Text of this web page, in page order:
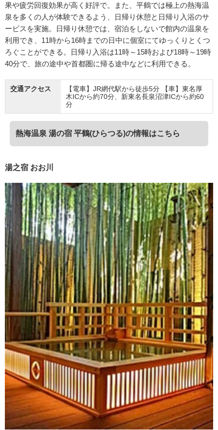
果や疲労回復効果が高く好評で。また、平鶴では極上の熱海温
泉を多くの人が体験できるよう、日帰り休憩と日帰り入浴のサ
ービスを実施。日帰り休憩では、宿泊をしないで館内の温泉を
利用でき、11時から16時までの日中に個室にてゆっくりとくつ
ろぐことができる。日帰り入浴は11時～15時および18時～19時
40分で、旅の途中や首都圏に帰る途中などに利用できる。
交通アクセス
【電車】JR網代駅から徒歩5分 【車】東名厚
木ICから約70分、新東名長泉沼津ICから約60
分
熱海温泉 湯の宿 平鶴(ひらつる)の情報はこちら
湯之宿 おお川